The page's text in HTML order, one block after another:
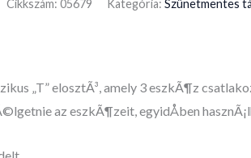
Cikkszám: 05679 Kategória: Szünetmentes
„T” elosztÃ³, amely 3 eszkÃ¶z
az eszkÃ¶zeit, egyidÅben